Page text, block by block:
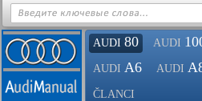
AUDI 80 AUDI
AUDI A6 AUDI
ČLANCI